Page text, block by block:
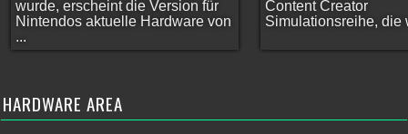
wurde, erscheint die Version für
Nintendos aktuelle Hardware von
...
Content Creator
Simulationsreihe, die
HARDWARE AREA